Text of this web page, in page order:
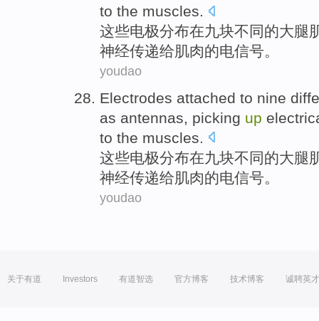
to the muscles.
这些电极分布在九块不同的大腿
神经传递给肌肉的电信号。
youdao
Electrodes attached to nine
as antennas, picking up
to the muscles.
这些电极分布在九块不同的大腿
神经传递给肌肉的电信号。
youdao
关于有道 Investors 有道智选 官方博客 技术博客 诚聘英才